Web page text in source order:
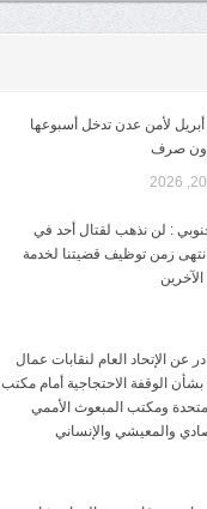
لأمن عدن تدخل أسبوعها
دون صرف
: لن نذهب لقتال أحد في
زمن توظيف قضيتنا لخدمة
عن الإتحاد العام لنقابات عمال
بشأن الوقفة الاحتجاجية أمام مكتب
ومكتب المبعوث الأممي
والمعيشي والإنساني